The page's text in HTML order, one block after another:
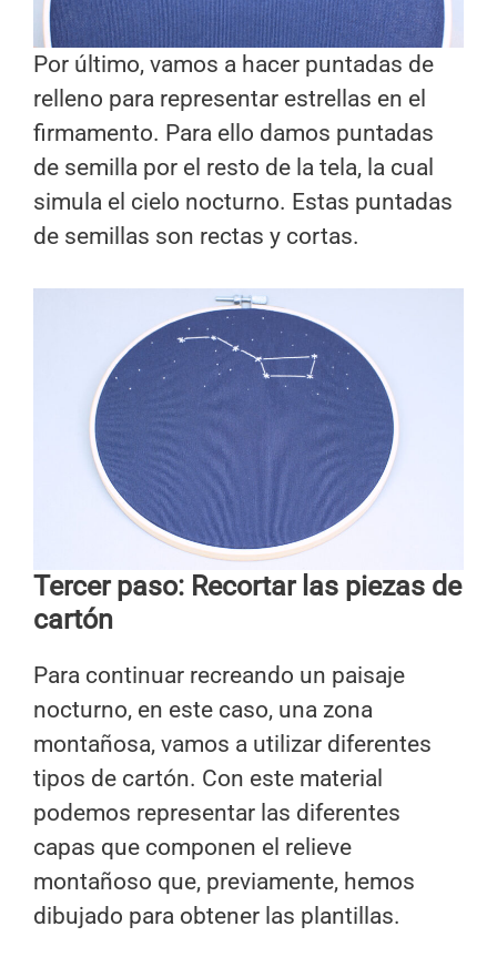
Por último, vamos a hacer puntadas de
relleno para representar estrellas en el
firmamento. Para ello damos puntadas
de semilla por el resto de la tela, la cual
simula el cielo nocturno. Estas puntadas
de semillas son rectas y cortas.
Tercer paso: Recortar las piezas de
cartón
Para continuar recreando un paisaje
nocturno, en este caso, una zona
montañosa, vamos a utilizar diferentes
tipos de cartón. Con este material
podemos representar las diferentes
capas que componen el relieve
montañoso que, previamente, hemos
dibujado para obtener las plantillas.